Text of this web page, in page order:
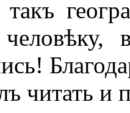
читать и